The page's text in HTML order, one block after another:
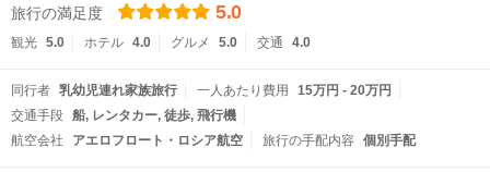
旅行の満足度 5.0
観光 5.0 ホテル 4.0 グルメ 5.0 交通 4.0
同行者 乳幼児連れ家族旅行 一人あたり費用
15万円 - 20万円
交通手段 船 レンタカー 徒歩 飛行機
航空会社
アエロフロート・ロシア航空 旅行の手配内容 個別手配